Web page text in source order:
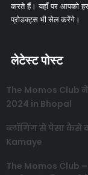
करते हैं। यहाँ पर आपको हर
प्रोडक्ट्स भी सेल करेंगे।
लेटेस्ट पोस्ट
The Momos Club
2024 in Bhopal
ब्लॉगिंग से पैसा कैसे
Kamaye
The Momos Club